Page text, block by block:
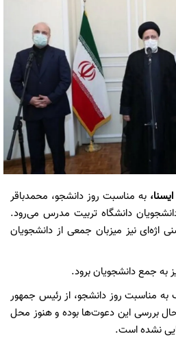
به مناسبت روز دانشجو، محمدباقر
به جمع دانشجویان دانشگاه تربیت مدرس می‌رود.
اژه‌ای نیز میزبان جمعی از دانشجویان
به جمع دانشجویان برود.
مناسبت روز دانشجو، از رئیس جمهور
بررسی این دعوت‌ها بوده و هنوز محل
نشده است.